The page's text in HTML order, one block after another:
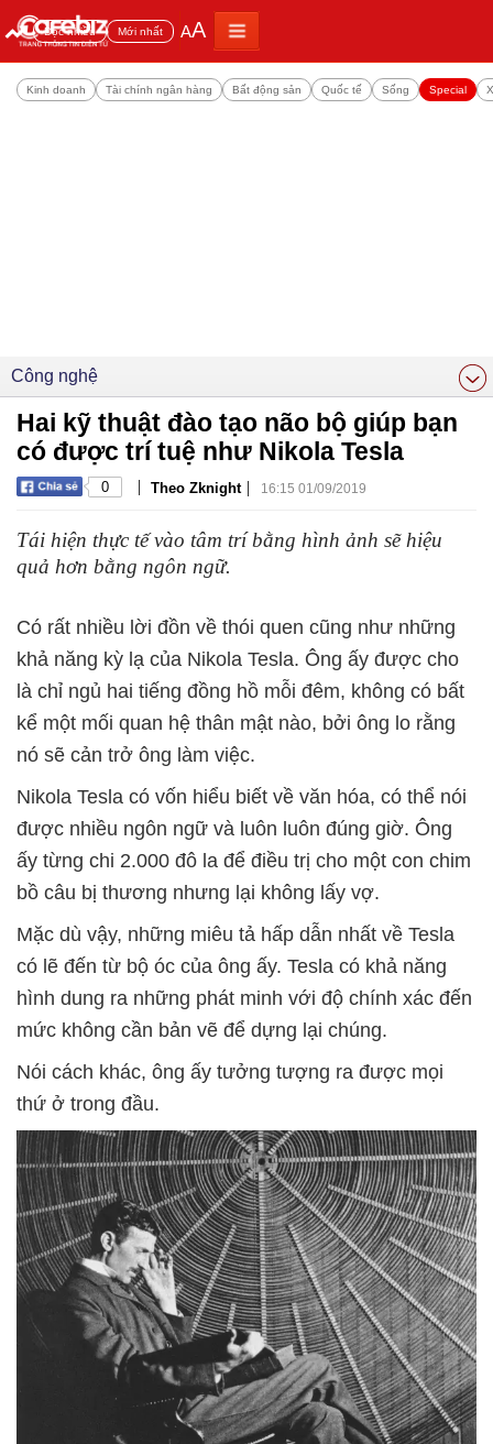
Đọc nhiều Mới nhất AA
Kinh doanh Tài chính ngân hàng Bất động sản Quốc tế Sống Special
Công nghệ
Hai kỹ thuật đào tạo não bộ giúp bạn
có được trí tuệ như Nikola Tesla
0 | Theo Zknight | 16:15 01/09/2019
Tái hiện thực tế vào tâm trí bằng hình ảnh sẽ hiệu
quả hơn bằng ngôn ngữ.
Có rất nhiều lời đồn về thói quen cũng như những
khả năng kỳ lạ của Nikola Tesla. Ông ấy được cho
là chỉ ngủ hai tiếng đồng hồ mỗi đêm, không có bất
kể một mối quan hệ thân mật nào, bởi ông lo rằng
nó sẽ cản trở ông làm việc.
Nikola Tesla có vốn hiểu biết về văn hóa, có thể nói
được nhiều ngôn ngữ và luôn luôn đúng giờ. Ông
ấy từng chi 2.000 đô la để điều trị cho một con chim
bồ câu bị thương nhưng lại không lấy vợ.
Mặc dù vậy, những miêu tả hấp dẫn nhất về Tesla
có lẽ đến từ bộ óc của ông ấy. Tesla có khả năng
hình dung ra những phát minh với độ chính xác đến
mức không cần bản vẽ để dựng lại chúng.
Nói cách khác, ông ấy tưởng tượng ra được mọi
thứ ở trong đầu.